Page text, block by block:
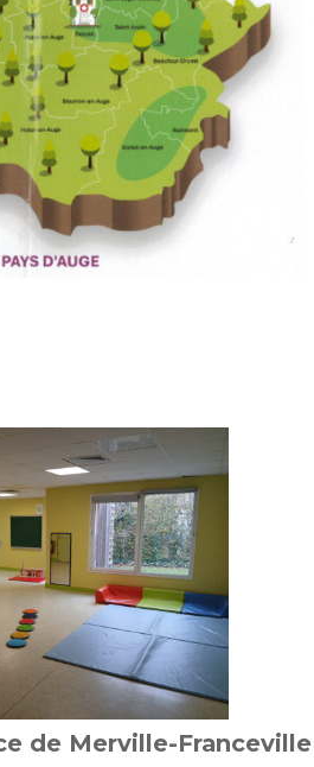
de Merville-Franceville